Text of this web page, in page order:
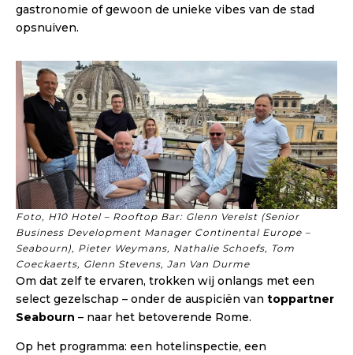
gastronomie of gewoon de unieke vibes van de stad
opsnuiven.
Foto, H10 Hotel – Rooftop Bar: Glenn Verelst (Senior
Business Development Manager Continental Europe –
Seabourn), Pieter Weymans, Nathalie Schoefs, Tom
Coeckaerts, Glenn Stevens, Jan Van Durme
Om dat zelf te ervaren, trokken wij onlangs met een
select gezelschap – onder de auspiciën van toppartner
Seabourn – naar het betoverende Rome.
Op het programma: een hotelinspectie, een